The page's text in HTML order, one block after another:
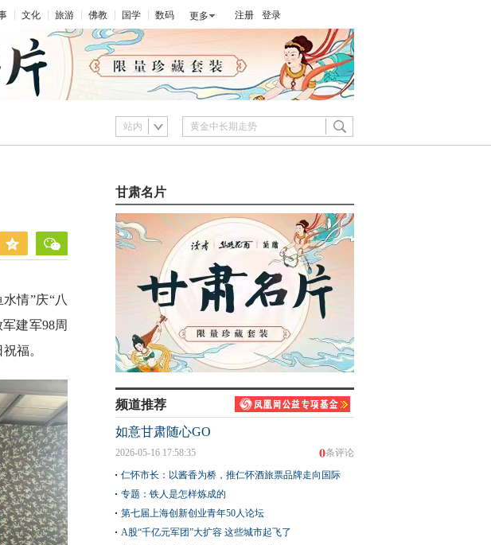
文化 旅游 佛教 国学 数码 更多 注册 登录
站内
情”庆“八
建军98周
福。
甘肃名片
频道推荐
如意甘肃随心GO
0条评论
2026-05-16 17:58:35
仁怀市长：以酱香为桥，推仁怀酒旅票品牌走向国际
专题：铁人是怎样炼成的
第七届上海创新创业青年50人论坛
A股“千亿元军团”大扩容 这些城市起飞了